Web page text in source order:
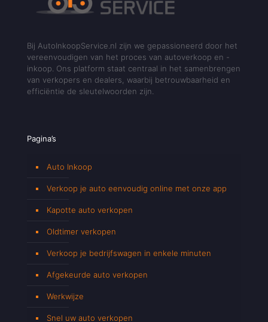
Bij AutoInkoopService.nl zijn we gepassioneerd door het
vereenvoudigen van het proces van autoverkoop en -
inkoop. Ons platform staat centraal in het samenbrengen
van verkopers en dealers, waarbij betrouwbaarheid en
efficiëntie de sleutelwoorden zijn.
Pagina’s
Auto Inkoop
Verkoop je auto eenvoudig online met onze app
Kapotte auto verkopen
Oldtimer verkopen
Verkoop je bedrijfswagen in enkele minuten
Afgekeurde auto verkopen
Werkwijze
Snel uw auto verkopen